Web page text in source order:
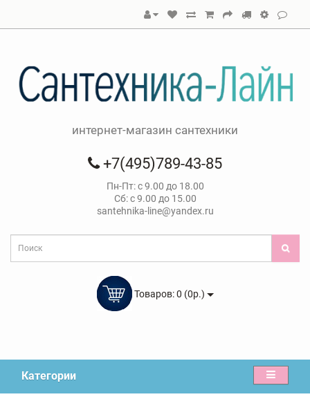
интернет-магазин сантехники
+7(495)789-43-85
Пн-Пт: с 9.00 до 18.00
Сб: с 9.00 до 15.00
santehnika-line@yandex.ru
Товаров: 0 (0р.)
Категории